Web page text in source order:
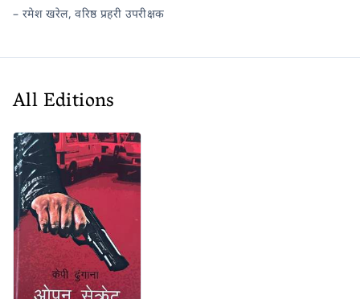
– रमेश खरेल, वरिष्ठ प्रहरी उपरीक्षक
All Editions